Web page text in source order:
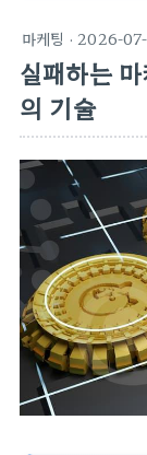
마케팅 · 2026-
실패하는
의 기술